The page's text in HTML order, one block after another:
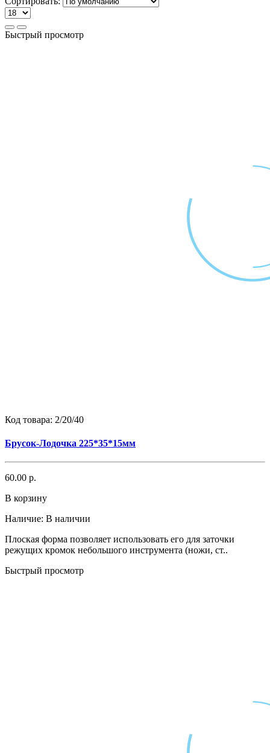
Быстрый просмотр
Код товара: 2/20/40
Брусок-Лодочка 225*35*15мм
60.00 р.
В корзину
Наличие: В наличии
Плоская форма позволяет использовать его для заточки
режущих кромок небольшого инструмента (ножи, ст..
Быстрый просмотр